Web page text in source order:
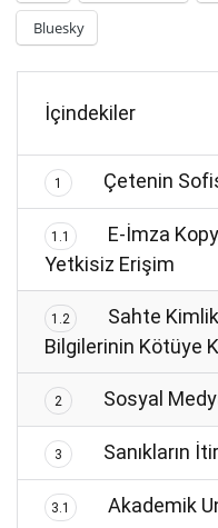
Bluesky
İçindekiler
1 Çetenin
1.1
E-İmza
Yetkisiz Erişim
1.2
Sahte
Bilgilerinin Kötüye
2 Sosyal
3 Sanıkların
3.1 Akademik